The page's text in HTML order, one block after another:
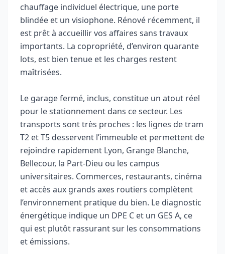
chauffage individuel électrique, une porte
blindée et un visiophone. Rénové récemment, il
est prêt à accueillir vos affaires sans travaux
importants. La copropriété, d’environ quarante
lots, est bien tenue et les charges restent
maîtrisées.
Le garage fermé, inclus, constitue un atout réel
pour le stationnement dans ce secteur. Les
transports sont très proches : les lignes de tram
T2 et T5 desservent l’immeuble et permettent de
rejoindre rapidement Lyon, Grange Blanche,
Bellecour, la Part-Dieu ou les campus
universitaires. Commerces, restaurants, cinéma
et accès aux grands axes routiers complètent
l’environnement pratique du bien. Le diagnostic
énergétique indique un DPE C et un GES A, ce
qui est plutôt rassurant sur les consommations
et émissions.